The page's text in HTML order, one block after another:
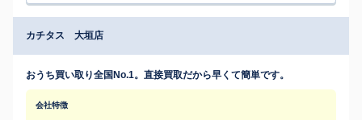
カチタス 大垣店
おうち買い取り全国No.1。直接買取だから早くて簡単です。
会社特徴